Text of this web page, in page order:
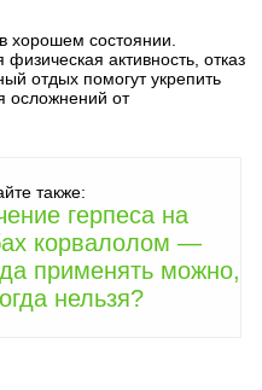
хорошем состоянии.
активность, отказ
отдых помогут укрепить
осложнений от
также:
герпеса на
корвалолом —
применять можно,
нельзя?